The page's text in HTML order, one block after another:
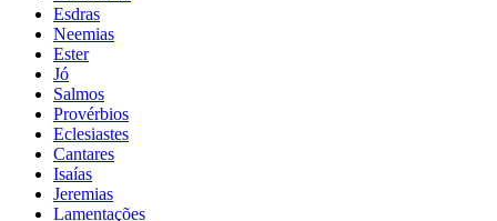
Esdras
Neemias
Ester
Jó
Salmos
Provérbios
Eclesiastes
Cantares
Isaías
Jeremias
Lamentações